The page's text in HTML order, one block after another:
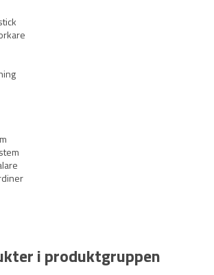
i produktgruppen